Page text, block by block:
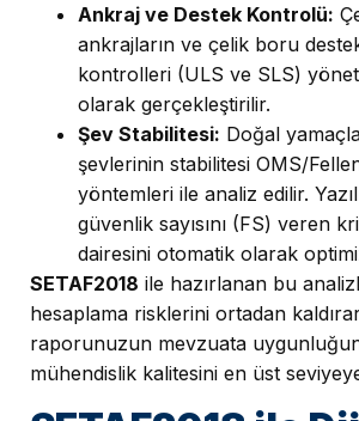
Ankraj ve Destek Kontrolü:
ankrajların ve çelik boru
kontrolleri (ULS ve SLS)
olarak gerçekleştirilir.
Şev Stabilitesi: Doğal
şevlerinin stabilitesi OMS/
yöntemleri ile analiz edilir.
güvenlik sayısını (FS) veren
dairesini otomatik olarak
SETAF2018 ile hazırlanan bu
hesaplama risklerini ortadan
raporunuzun mevzuata
mühendislik kalitesini en üst